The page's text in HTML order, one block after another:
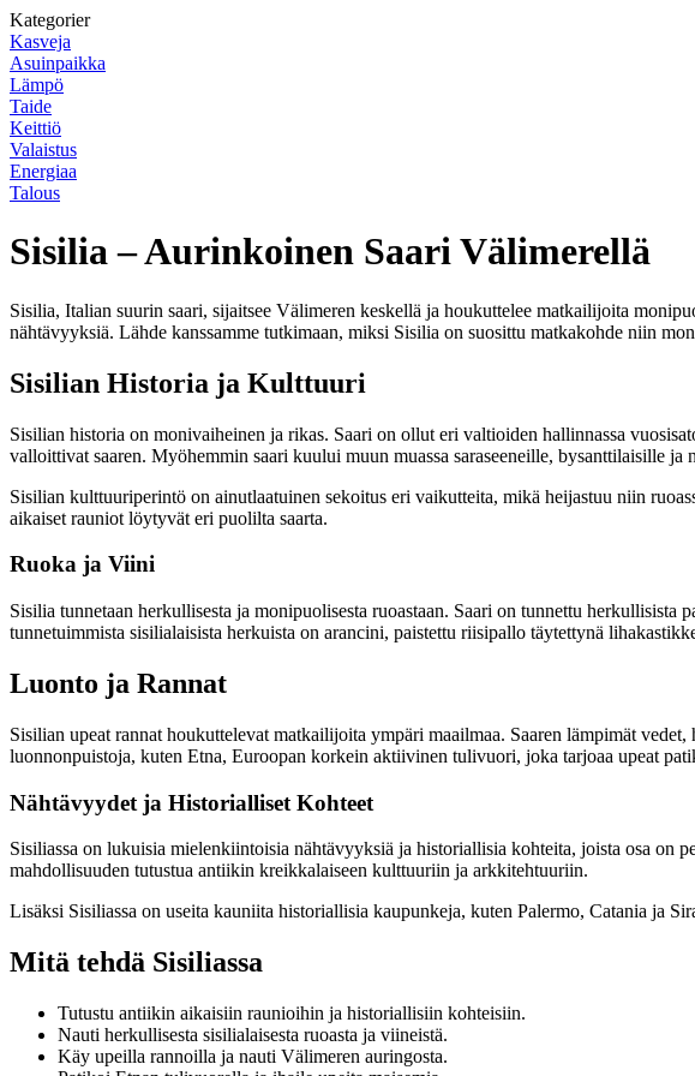
Kategorier
Kasveja
Asuinpaikka
Lämpö
Taide
Keittiö
Valaistus
Energiaa
Talous
Sisilia – Aurinkoinen Saari Välimerellä
Sisilia, Italian suurin saari, sijaitsee Välimeren keskellä ja houkuttelee matkailijoita
nähtävyyksiä. Lähde kanssamme tutkimaan, miksi Sisilia on suosittu matkakohde niin
Sisilian Historia ja Kulttuuri
Sisilian historia on monivaiheinen ja rikas. Saari on ollut eri valtioiden hallinnassa
valloittivat saaren. Myöhemmin saari kuului muun muassa saraseeneille, bysanttilaisille ja
Sisilian kulttuuriperintö on ainutlaatuinen sekoitus eri vaikutteita, mikä heijastuu niin
aikaiset rauniot löytyvät eri puolilta saarta.
Ruoka ja Viini
Sisilia tunnetaan herkullisesta ja monipuolisesta ruoastaan. Saari on tunnettu
tunnetuimmista sisilialaisista herkuista on arancini, paistettu riisipallo täytettynä
Luonto ja Rannat
Sisilian upeat rannat houkuttelevat matkailijoita ympäri maailmaa. Saaren lämpimät
luonnonpuistoja, kuten Etna, Euroopan korkein aktiivinen tulivuori, joka tarjoaa upeat
Nähtävyydet ja Historialliset Kohteet
Sisiliassa on lukuisia mielenkiintoisia nähtävyyksiä ja historiallisia kohteita, joista osa on
mahdollisuuden tutustua antiikin kreikkalaiseen kulttuuriin ja arkkitehtuuriin.
Lisäksi Sisiliassa on useita kauniita historiallisia kaupunkeja, kuten Palermo, Catania ja
Mitä tehdä Sisiliassa
Tutustu antiikin aikaisiin raunioihin ja historiallisiin kohteisiin.
Nauti herkullisesta sisilialaisesta ruoasta ja viineistä.
Käy upeilla rannoilla ja nauti Välimeren auringosta.